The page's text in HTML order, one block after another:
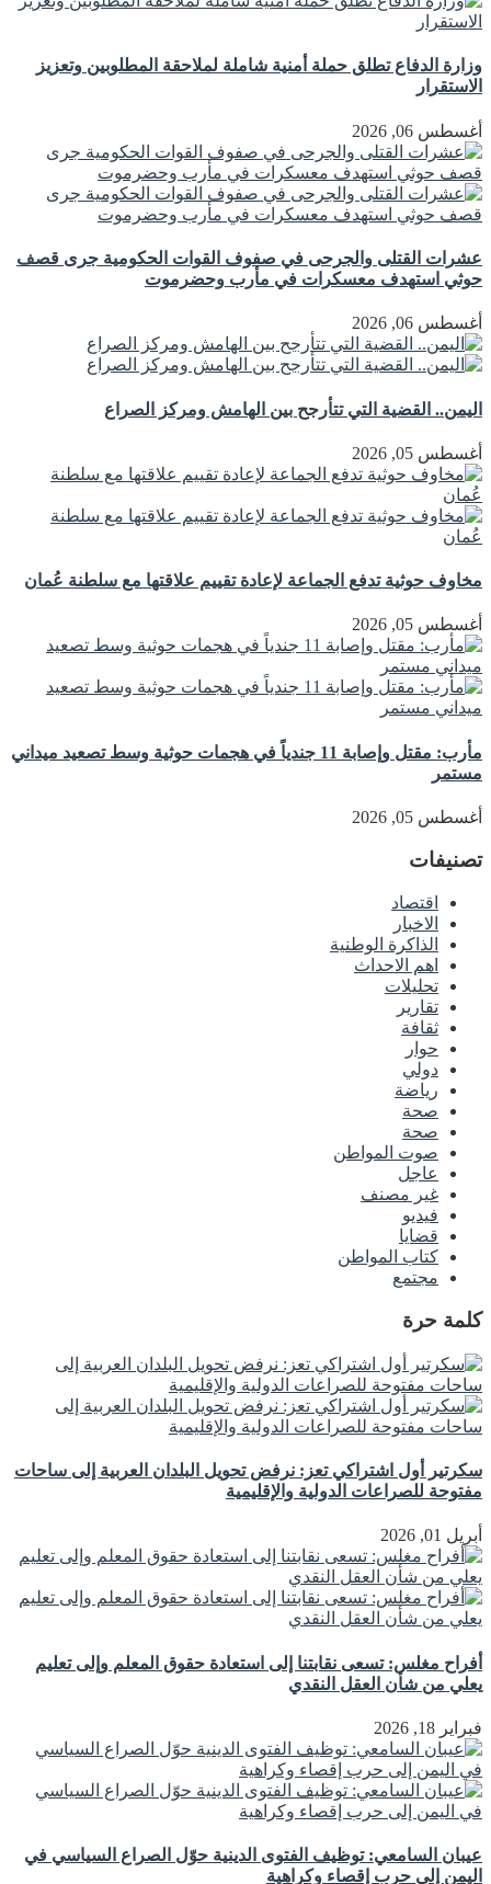
وزارة الدفاع تطلق حملة أمنية شاملة لملاحقة المطلوبين وتعزيز
الاستقرار
أغسطس 06, 2026
عشرات القتلى والجرحى في صفوف القوات الحكومية جرى قصف
حوثي استهدف معسكرات في مأرب وحضرموت
أغسطس 06, 2026
اليمن.. القضية التي تتأرجح بين الهامش ومركز الصراع
أغسطس 05, 2026
مخاوف حوثية تدفع الجماعة لإعادة تقييم علاقتها مع سلطنة عُمان
أغسطس 05, 2026
مأرب: مقتل وإصابة 11 جندياً في هجمات حوثية وسط تصعيد ميداني
مستمر
أغسطس 05, 2026
تصنيفات
اقتصاد
الاخبار
الذاكرة الوطنية
اهم الاحداث
تحليلات
تقارير
ثقافة
حوار
دولي
رياضة
صحة
صحة
صوت المواطن
عاجل
غير مصنف
فيديو
قضايا
كتاب المواطن
مجتمع
كلمة حرة
سكرتير أول اشتراكي تعز: نرفض تحويل البلدان العربية إلى ساحات
مفتوحة للصراعات الدولية والإقليمية
أبريل 01, 2026
أفراح مغلس: تسعى نقابتنا إلى استعادة حقوق المعلم وإلى تعليم
يعلي من شأن العقل النقدي
فبراير 18, 2026
عيبان السامعي: توظيف الفتوى الدينية حوّل الصراع السياسي في
اليمن إلى حرب إقصاء وكراهية